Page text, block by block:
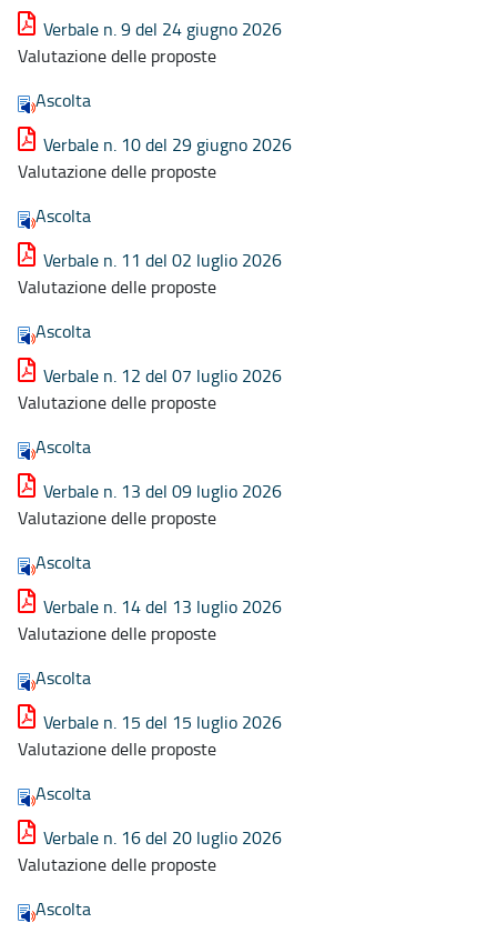
Verbale n. 9 del 24 giugno 2026
Valutazione delle proposte
Ascolta
Verbale n. 10 del 29 giugno 2026
Valutazione delle proposte
Ascolta
Verbale n. 11 del 02 luglio 2026
Valutazione delle proposte
Ascolta
Verbale n. 12 del 07 luglio 2026
Valutazione delle proposte
Ascolta
Verbale n. 13 del 09 luglio 2026
Valutazione delle proposte
Ascolta
Verbale n. 14 del 13 luglio 2026
Valutazione delle proposte
Ascolta
Verbale n. 15 del 15 luglio 2026
Valutazione delle proposte
Ascolta
Verbale n. 16 del 20 luglio 2026
Valutazione delle proposte
Ascolta